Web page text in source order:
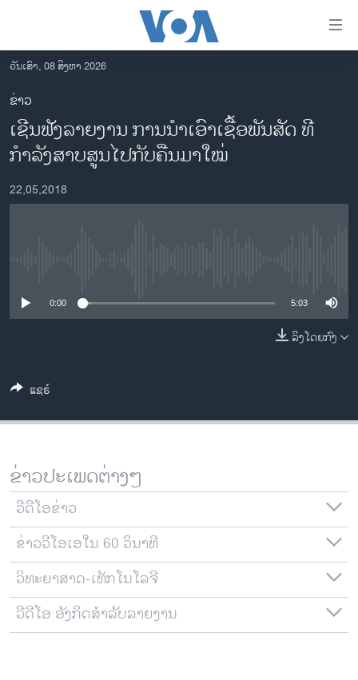
ເຂົ້າ
ຫາ
ຂ້າມ
ຂ້າມ
ຂ້າມ
ໄປ
ຫາ
ຊອກ
ອາເມຣິກາ
ການເລືອກຕັ້ງ ປະທານາທີບໍດີ ສະຫະລັດ 2024
ຂ່າວ​ຈີນ
ຊີວິດຊາວລາວ
ທຸລະກິດ
ພາສາອັງກິດ
ສຽງ
ລາຍການກະຈາຍສຽງ
ລາຍງານ
ຕິດຕາມພວກເຮົາ ທີ່
ພາສາຕ່າງໆ
ວັນເສົາ, 08 ສິງຫາ 2026
ຂ່າວ
ເຊີນຟັງລາຍງານ ການນຳເອົາເຊື້ອພັນສັດ ທີ
ກຳລັງສາບສູນໄປກັບຄືນມາໃໝ່
22,05,2018
0:00 5:03
ລິງໂດຍກົງ
ແຊຣ໌
ຂ່າວປະເພດຕ່າງໆ
ວີດີໂອຂ່າວ
ຂ່າວວີໂອເອໃນ 60 ວິນາທີ
ວິທະຍາສາດ-ເທັກໂນໂລຈີ
ວີດີໂອ ອັງກິດສຳລັບລາຍງານ